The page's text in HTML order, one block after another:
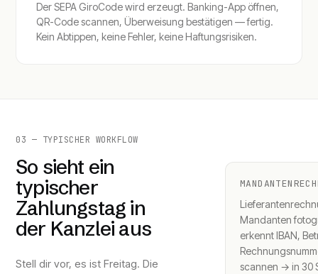
Der SEPA GiroCode wird erzeugt. Banking-App öffnen,
QR-Code scannen, Überweisung bestätigen — fertig.
Kein Abtippen, keine Fehler, keine Haftungsrisiken.
03 — TYPISCHER WORKFLOW
So sieht ein
typischer
Zahlungstag in
der Kanzlei aus
Stell dir vor, es ist Freitag. Die
Mandanten
erkennt IBAN,
scannen → in 30